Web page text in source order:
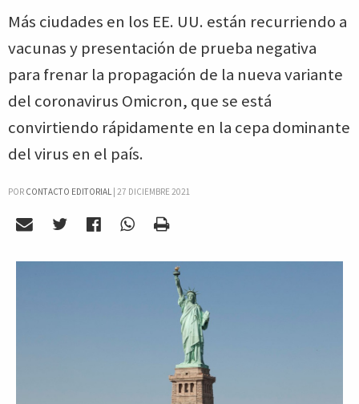
Más ciudades en los EE. UU. están recurriendo a
vacunas y presentación de prueba negativa
para frenar la propagación de la nueva variante
del coronavirus Omicron, que se está
convirtiendo rápidamente en la cepa dominante
del virus en el país.
POR CONTACTO EDITORIAL| 27 DICIEMBRE 2021